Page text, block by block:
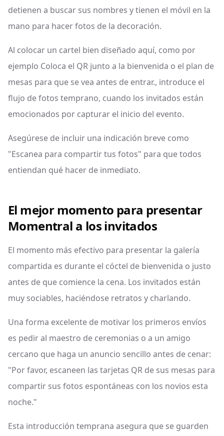
detienen a buscar sus nombres y tienen el móvil en la
mano para hacer fotos de la decoración.
Al colocar un cartel bien diseñado aquí, como por
ejemplo Coloca el QR junto a la bienvenida o el plan de
mesas para que se vea antes de entrar., introduce el
flujo de fotos temprano, cuando los invitados están
emocionados por capturar el inicio del evento.
Asegúrese de incluir una indicación breve como
"Escanea para compartir tus fotos" para que todos
entiendan qué hacer de inmediato.
El mejor momento para presentar
Momentral a los invitados
El momento más efectivo para presentar la galería
compartida es durante el cóctel de bienvenida o justo
antes de que comience la cena. Los invitados están
muy sociables, haciéndose retratos y charlando.
Una forma excelente de motivar los primeros envíos
es pedir al maestro de ceremonias o a un amigo
cercano que haga un anuncio sencillo antes de cenar:
"Por favor, escaneen las tarjetas QR de sus mesas para
compartir sus fotos espontáneas con los novios esta
noche."
Esta introducción temprana asegura que se guarden